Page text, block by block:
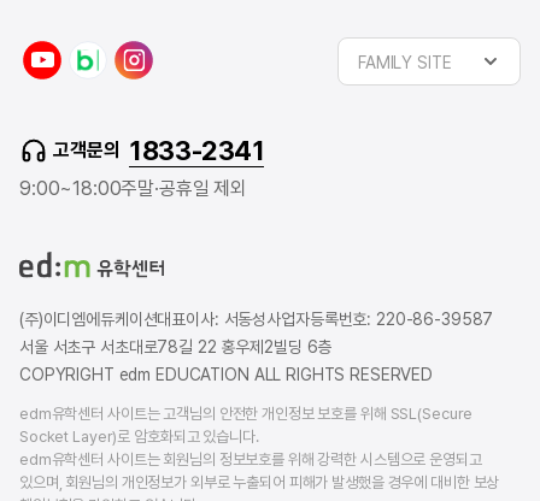
u
n
a
r
l
a
FAMILY SITE
고객문의 1833-2341
9:00~18:00주말·공휴일 제외
(주)이디엠에듀케이션대표이사: 서동성사업자등록번호: 220-86-39587
서울 서초구 서초대로78길 22 홍우제2빌딩 6층
COPYRIGHT edm EDUCATION ALL RIGHTS RESERVED
edm유학센터 사이트는 고객님의 안전한 개인정보 보호를 위해 SSL(Secure
Socket Layer)로 암호화되고 있습니다.
edm유학센터 사이트는 회원님의 정보보호를 위해 강력한 시스템으로 운영되고
있으며, 회원님의 개인정보가 외부로 누출되어 피해가 발생했을 경우에 대비한 보상